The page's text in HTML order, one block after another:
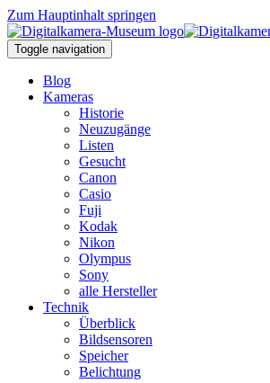
Zum Hauptinhalt springen
Toggle navigation
Blog
Kameras
Historie
Neuzugänge
Listen
Gesucht
Canon
Casio
Fuji
Kodak
Nikon
Olympus
Sony
alle Hersteller
Technik
Überblick
Bildsensoren
Speicher
Belichtung